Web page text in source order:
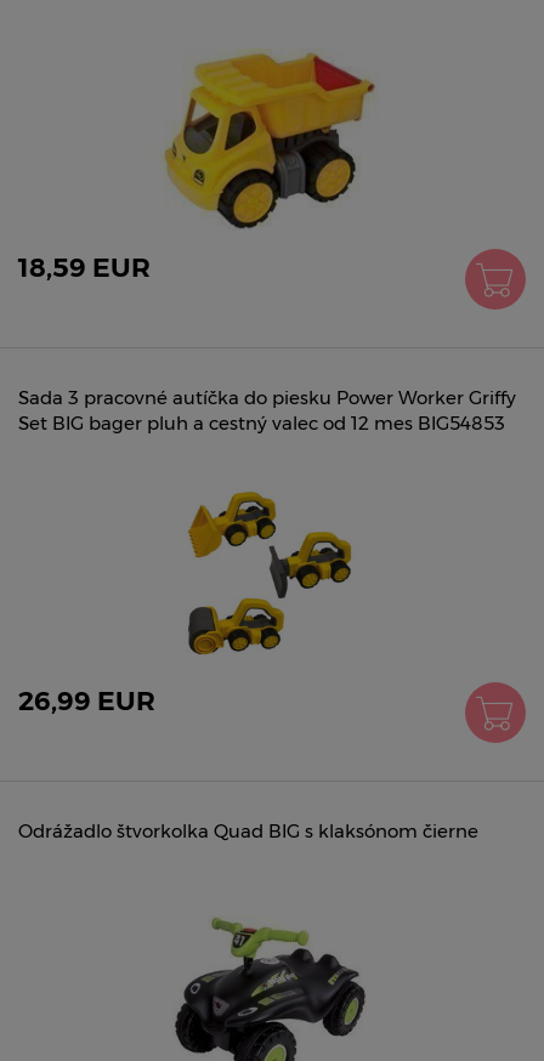
18,59 EUR
Sada 3 pracovné autíčka do piesku Power Worker Griffy
Set BIG bager pluh a cestný valec od 12 mes BIG54853
26,99 EUR
Odrážadlo štvorkolka Quad BIG s klaksónom čierne